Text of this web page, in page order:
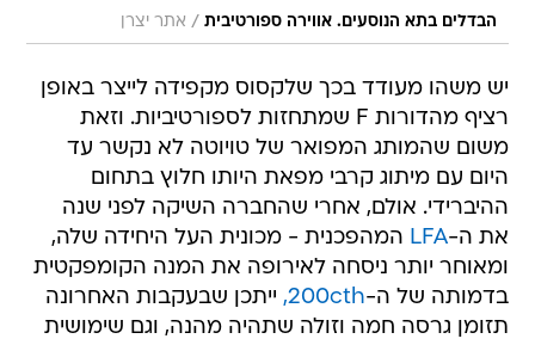
הבדלים בתא הנוסעים. אווירה ספורטיבית / אתר יצרן
יש משהו מעודד בכך שלקסוס מקפידה לייצר באופן
רציף מהדורות F שמתחזות לספורטיביות. וזאת
משום שהמותג המפואר של טויוטה לא נקשר עד
היום עם מיתוג קרבי מפאת היותו חלוץ בתחום
ההיברידי. אולם, אחרי שהחברה השיקה לפני שנה
את ה-LFA המהפכנית - מכונית העל היחידה שלה,
ומאוחר יותר ניסחה לאירופה את המנה הקומפקטית
בדמותה של ה-200cth, ייתכן שבעקבות האחרונה
תזומן גרסה חמה וזולה שתהיה מהנה, וגם שימושית